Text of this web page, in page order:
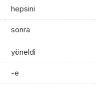
hepsini
sonra
yöneldi
-e